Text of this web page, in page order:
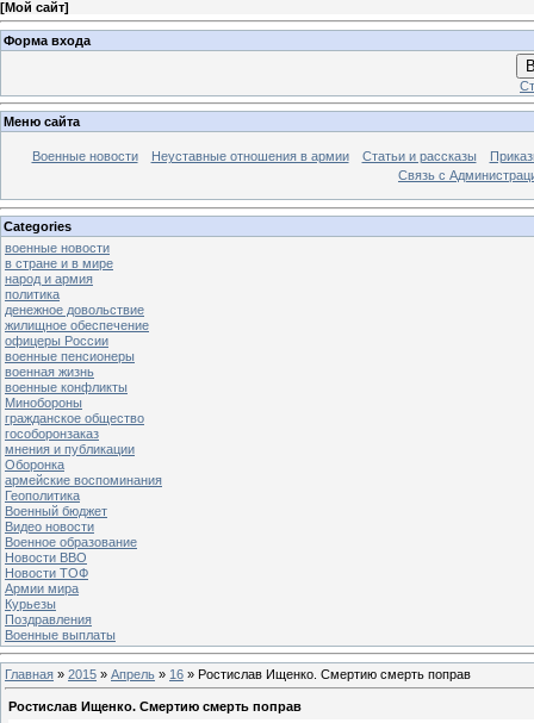
[Мой сайт]
Форма входа
Меню сайта
Военные новости Неуставные отношения в армии Статьи и рассказы
Связь с
Categories
военные новости
в стране и в мире
народ и армия
политика
денежное довольствие
жилищное обеспечение
офицеры России
военные пенсионеры
военная жизнь
военные конфликты
Минобороны
гражданское общество
гособоронзаказ
мнения и публикации
Оборонка
армейские воспоминания
Геополитика
Военный бюджет
Видео новости
Военное образование
Новости ВВО
Новости ТОФ
Армии мира
Курьезы
Поздравления
Военные выплаты
Главная » 2015 » Апрель » 16 » Ростислав Ищенко. Смертию смерть поправ
Ростислав Ищенко. Смертию смерть поправ